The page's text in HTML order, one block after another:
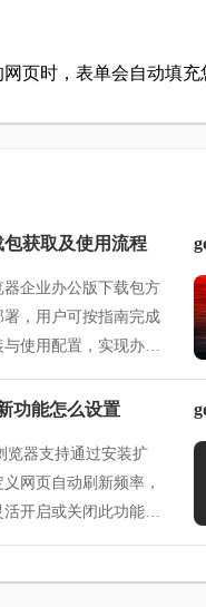
页时，表单会自动填充
获取及使用流程
器企业办公版下载包方
署，用户可按指南完成
与使用配置，实现办公
据安全保障。
功能怎么设置
览器支持通过安装扩
网页自动刷新频率，
活开启或关闭此功能，
实时数据页面，也能减